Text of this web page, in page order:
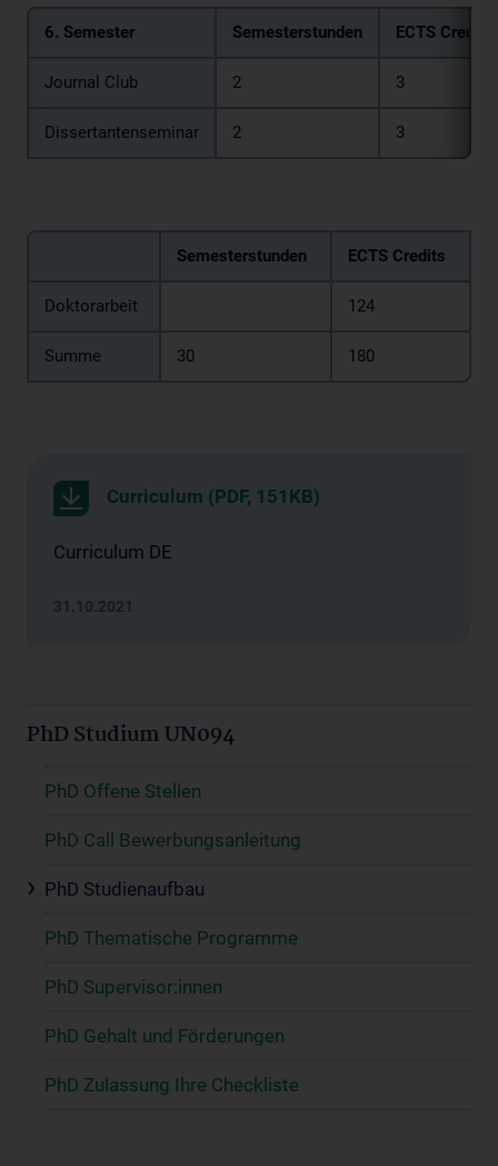
6. Semester Semesterstunden ECTS Credits
Journal Club 2 3
Dissertantenseminar 2 3
Semesterstunden ECTS Credits
Doktorarbeit 124
Summe 30 180
Curriculum (PDF, 151KB)
Curriculum DE
31.10.2021
PhD Studium UN094
PhD Offene Stellen
PhD Call Bewerbungsanleitung
PhD Studienaufbau
PhD Thematische Programme
PhD Supervisor:innen
PhD Gehalt und Förderungen
PhD Zulassung Ihre Checkliste